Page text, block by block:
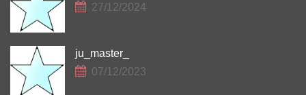
27/12/2024
ju_master_
07/12/2023